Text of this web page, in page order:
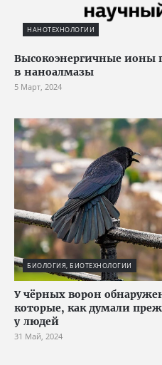
НАНОТЕХНОЛОГИИ
Высокоэнергичные ионы
в наноалмазы
5 Март, 2024
БИОЛОГИЯ, БИОТЕХНОЛОГИИ
У чёрных ворон
которые, как думали
у людей
31 Май, 2024